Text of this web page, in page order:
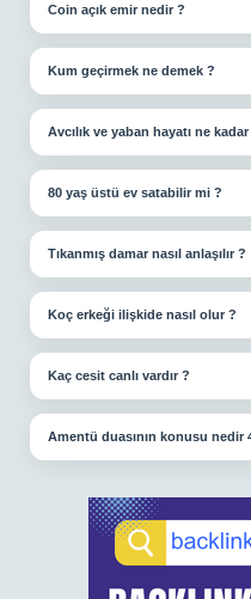
Coin açık emir nedir ?
Kum geçirmek ne demek ?
Avcılık ve yaban hayatı ne kadar
80 yaş üstü ev satabilir mi ?
Tıkanmış damar nasıl anlaşılır ?
Koç erkeği ilişkide nasıl olur ?
Kaç cesit canlı vardır ?
Amentü duasının konusu nedir